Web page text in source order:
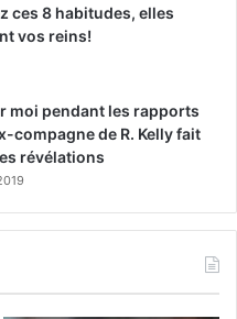
ces 8 habitudes, elles
vos reins!
moi pendant les rapports
compagne de R. Kelly fait
révélations